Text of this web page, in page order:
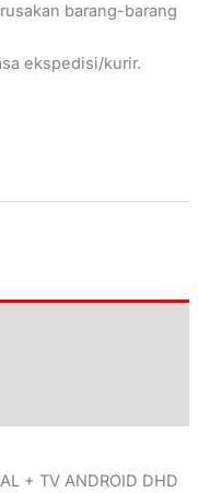
barang-barang
ekspedisi/kurir.
+ TV ANDROID DHD